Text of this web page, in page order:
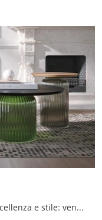
La firma Tonin Casa è sinonimo di eccellenza e stile: venire in negozio vuol dire affidarsi alla pluriennale competenza e dedizione del brand.